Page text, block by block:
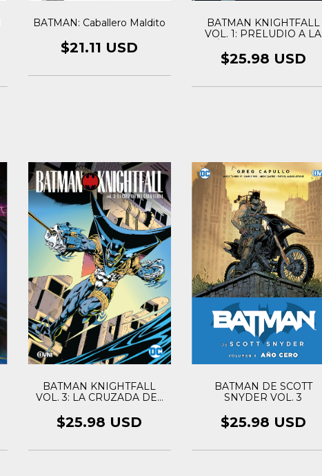
BATMAN: Caballero Maldito
$21.11 USD
BATMAN KNIGHTFALL
VOL. 1: PRELUDIO A LA
$25.98 USD
BATMAN KNIGHTFALL
VOL. 3: LA CRUZADA DEL
$25.98 USD
BATMAN DE SCOTT
SNYDER VOL. 3
$25.98 USD